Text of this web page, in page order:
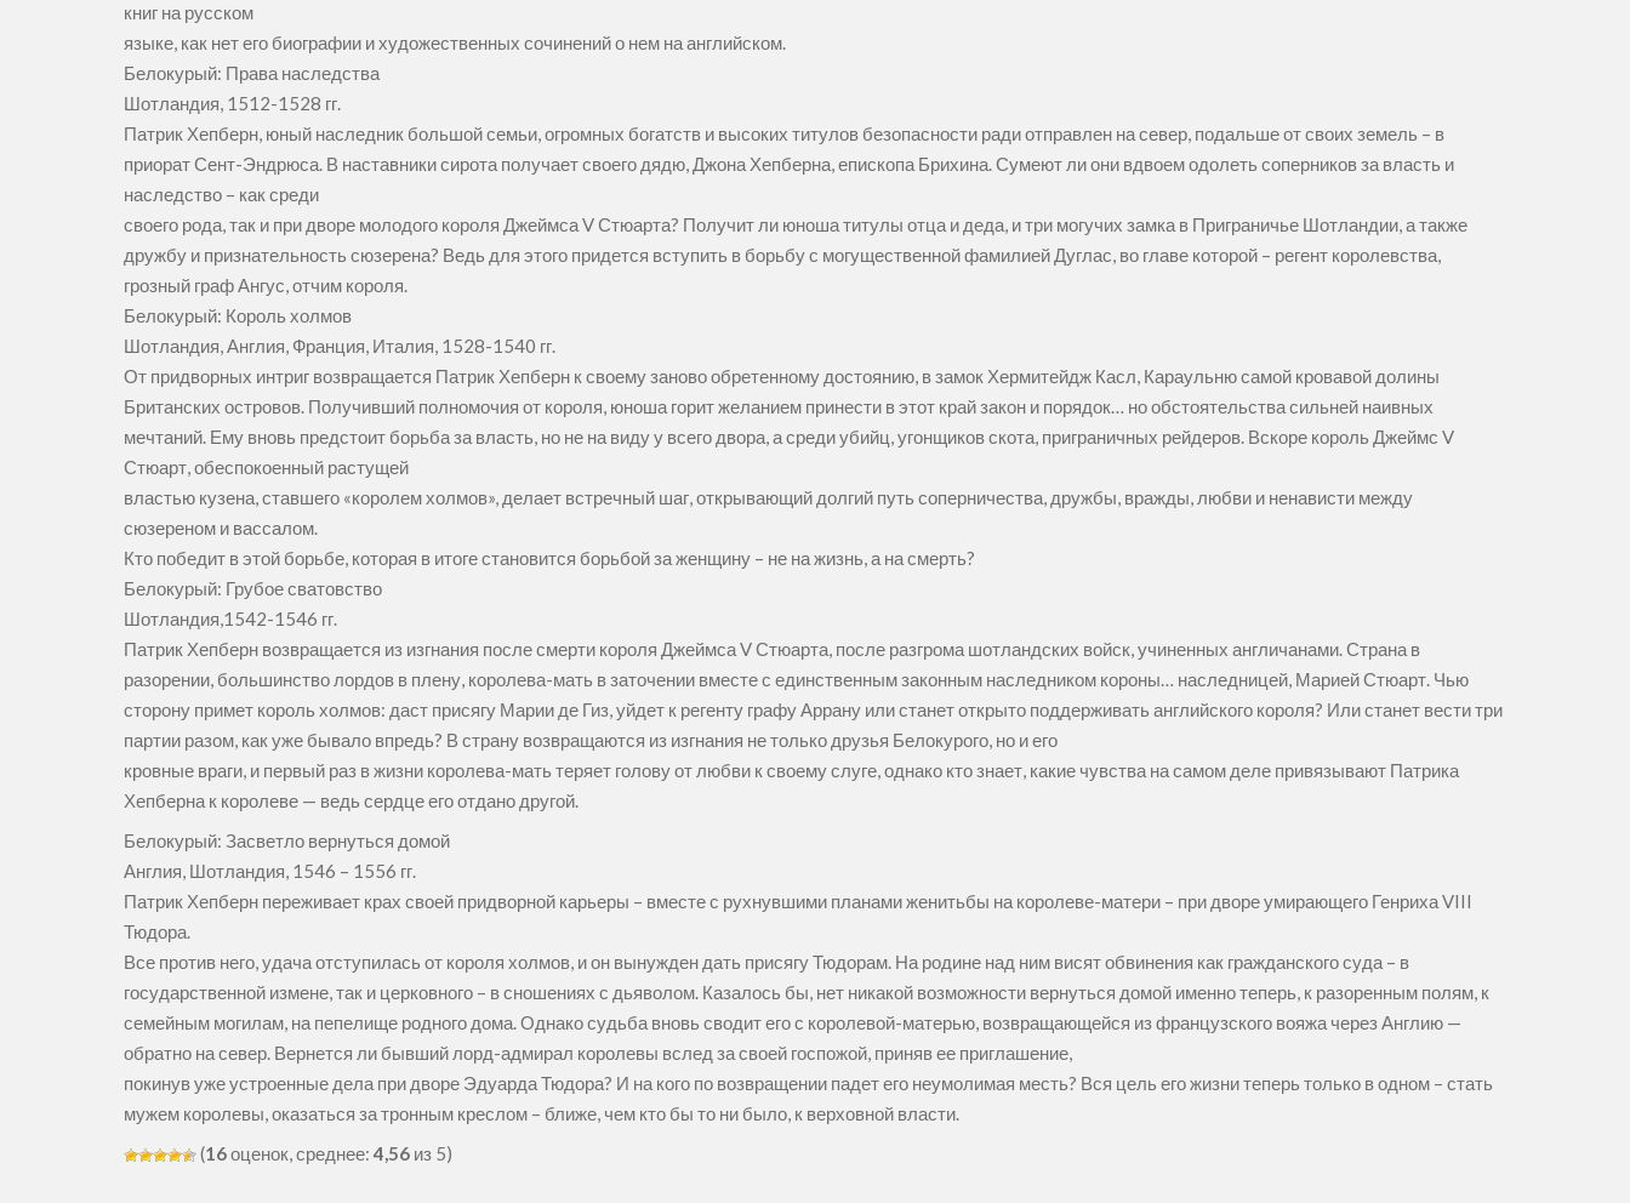
книг на русском
языке, как нет его биографии и художественных сочинений о нем на английском.
Белокурый: Права наследства
Шотландия, 1512-1528 гг.
Патрик Хепберн, юный наследник большой семьи, огромных богатств и высоких титулов безопасности ради отправлен на север, подальше от своих земель – в
приорат Сент-Эндрюса. В наставники сирота получает своего дядю, Джона Хепберна, епископа Брихина. Сумеют ли они вдвоем одолеть соперников за власть и
наследство – как среди
своего рода, так и при дворе молодого короля Джеймса V Стюарта? Получит ли юноша титулы отца и деда, и три могучих замка в Приграничье Шотландии, а также
дружбу и признательность сюзерена? Ведь для этого придется вступить в борьбу с могущественной фамилией Дуглас, во главе которой – регент королевства,
грозный граф Ангус, отчим короля.
Белокурый: Король холмов
Шотландия, Англия, Франция, Италия, 1528-1540 гг.
От придворных интриг возвращается Патрик Хепберн к своему заново обретенному достоянию, в замок Хермитейдж Касл, Караульню самой кровавой долины
Британских островов. Получивший полномочия от короля, юноша горит желанием принести в этот край закон и порядок… но обстоятельства сильней наивных
мечтаний. Ему вновь предстоит борьба за власть, но не на виду у всего двора, а среди убийц, угонщиков скота, приграничных рейдеров. Вскоре король Джеймс V
Стюарт, обеспокоенный растущей
властью кузена, ставшего «королем холмов», делает встречный шаг, открывающий долгий путь соперничества, дружбы, вражды, любви и ненависти между
сюзереном и вассалом.
Кто победит в этой борьбе, которая в итоге становится борьбой за женщину – не на жизнь, а на смерть?
Белокурый: Грубое сватовство
Шотландия,1542-1546 гг.
Патрик Хепберн возвращается из изгнания после смерти короля Джеймса V Стюарта, после разгрома шотландских войск, учиненных англичанами. Страна в
разорении, большинство лордов в плену, королева-мать в заточении вместе с единственным законным наследником короны… наследницей, Марией Стюарт. Чью
сторону примет король холмов: даст присягу Марии де Гиз, уйдет к регенту графу Аррану или станет открыто поддерживать английского короля? Или станет вести три
партии разом, как уже бывало впредь? В страну возвращаются из изгнания не только друзья Белокурого, но и его
кровные враги, и первый раз в жизни королева-мать теряет голову от любви к своему слуге, однако кто знает, какие чувства на самом деле привязывают Патрика
Хепберна к королеве — ведь сердце его отдано другой.
Белокурый: Засветло вернуться домой
Англия, Шотландия, 1546 – 1556 гг.
Патрик Хепберн переживает крах своей придворной карьеры – вместе с рухнувшими планами женитьбы на королеве-матери – при дворе умирающего Генриха VIII
Тюдора.
Все против него, удача отступилась от короля холмов, и он вынужден дать присягу Тюдорам. На родине над ним висят обвинения как гражданского суда – в
государственной измене, так и церковного – в сношениях с дьяволом. Казалось бы, нет никакой возможности вернуться домой именно теперь, к разоренным полям, к
семейным могилам, на пепелище родного дома. Однако судьба вновь сводит его с королевой-матерью, возвращающейся из французского вояжа через Англию —
обратно на север. Вернется ли бывший лорд-адмирал королевы вслед за своей госпожой, приняв ее приглашение,
покинув уже устроенные дела при дворе Эдуарда Тюдора? И на кого по возвращении падет его неумолимая месть? Вся цель его жизни теперь только в одном – стать
мужем королевы, оказаться за тронным креслом – ближе, чем кто бы то ни было, к верховной власти.
(16оценок, среднее: 4,56 из 5)